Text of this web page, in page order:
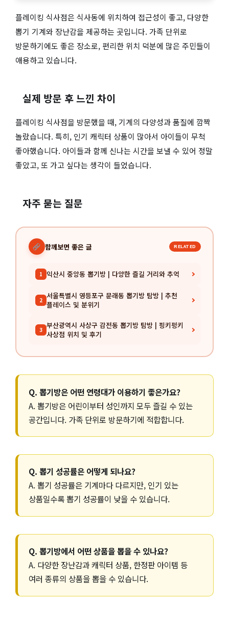
플레이킹 식사점은 식사동에 위치하여 접근성이 좋고, 다양한
뽑기 기계와 장난감을 제공하는 곳입니다. 가족 단위로
방문하기에도 좋은 장소로, 편리한 위치 덕분에 많은 주민들이
애용하고 있습니다.
실제 방문 후 느낀 차이
플레이킹 식사점을 방문했을 때, 기계의 다양성과 품질에 깜짝
놀랐습니다. 특히, 인기 캐릭터 상품이 많아서 아이들이 무척
좋아했습니다. 아이들과 함께 신나는 시간을 보낼 수 있어 정말
좋았고, 또 가고 싶다는 생각이 들었습니다.
자주 묻는 질문
함께보면 좋은 글 RELATED
1 익산시 중앙동 뽑기방 | 다양한 즐길 거리와 추억
2 서울특별시 영등포구 문래동 뽑기방 탐방 | 추천
플레이스 및 분위기
3 부산광역시 사상구 감전동 뽑기방 탐방 | 핑키펑키
사상점 위치 및 후기
Q. 뽑기방은 어떤 연령대가 이용하기 좋은가요?
A. 뽑기방은 어린이부터 성인까지 모두 즐길 수 있는
공간입니다. 가족 단위로 방문하기에 적합합니다.
Q. 뽑기 성공률은 어떻게 되나요?
A. 뽑기 성공률은 기계마다 다르지만, 인기 있는
상품일수록 뽑기 성공률이 낮을 수 있습니다.
Q. 뽑기방에서 어떤 상품을 뽑을 수 있나요?
A. 다양한 장난감과 캐릭터 상품, 한정판 아이템 등
여러 종류의 상품을 뽑을 수 있습니다.